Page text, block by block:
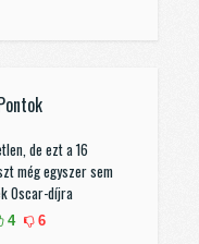
de ezt a 16
még egyszer sem
Oscar-díjra
4 6